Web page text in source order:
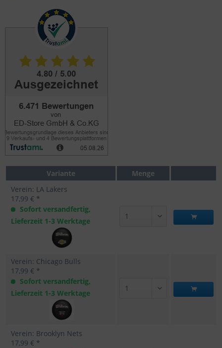
Variante
Menge
Verein: LA Lakers
17,99 € *
Sofort versandfertig,
Lieferzeit 1-3 Werktage
Verein: Chicago Bulls
17,99 € *
Sofort versandfertig,
Lieferzeit 1-3 Werktage
Verein: Brooklyn Nets
17,99 € *